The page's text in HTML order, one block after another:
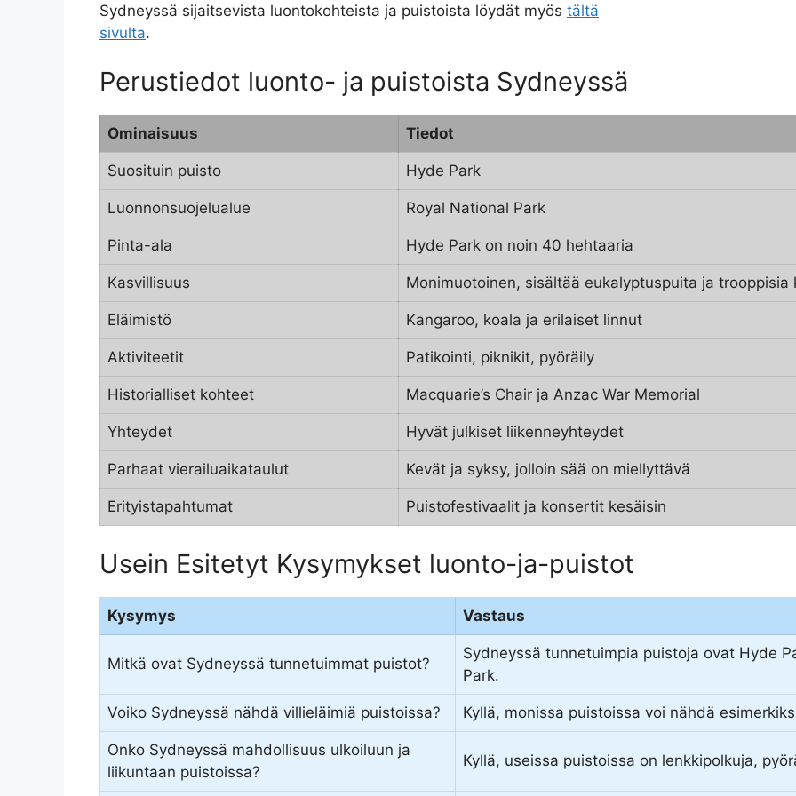
Sydneyssä sijaitsevista luontokohteista ja puistoista löydät myös tältä
sivulta.
Perustiedot luonto- ja puistoista Sydneyssä
Ominaisuus Tiedot
Suosituin puisto Hyde Park
Luonnonsuojelualue Royal National Park
Pinta-ala Hyde Park on noin 40 hehtaaria
Kasvillisuus Monimuotoinen, sisältää eukalyptuspuita ja trooppisia
Eläimistö Kangaroo, koala ja erilaiset linnut
Aktiviteetit Patikointi, piknikit, pyöräily
Historialliset kohteet Macquarie’s Chair ja Anzac War Memorial
Yhteydet Hyvät julkiset liikenneyhteydet
Parhaat vierailuaikataulut Kevät ja syksy, jolloin sää on miellyttävä
Erityistapahtumat Puistofestivaalit ja konsertit kesäisin
Usein Esitetyt Kysymykset luonto-ja-puistot
Kysymys Vastaus
Mitkä ovat Sydneyssä tunnetuimmat puistot?
Sydneyssä tunnetuimpia puistoja ovat Hyde
Park.
Voiko Sydneyssä nähdä villieläimiä puistoissa? Kyllä, monissa puistoissa voi nähdä
Onko Sydneyssä mahdollisuus ulkoiluun ja
liikuntaan puistoissa?
Kyllä, useissa puistoissa on lenkkipolkuja,